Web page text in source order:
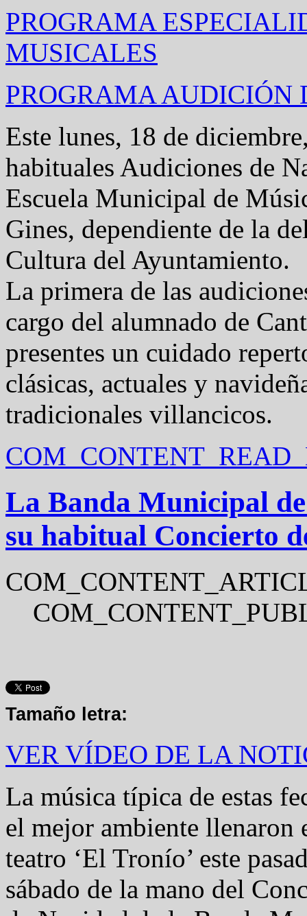
PROGRAMA
MUSICALES
PROGRAMA AUDICIÓN
Este lunes, 18 de
habituales Audiciones de
Escuela Municipal de
Gines, dependiente de la
Cultura del Ayuntamiento.
La primera de las
cargo del alumnado de
presentes un cuidado
clásicas, actuales y
tradicionales villancicos.
La Banda Municipal
su habitual Concierto
Tamaño letra:
VER VÍDEO DE LA
La música típica de estas
el mejor ambiente llenaron
teatro ‘El Tronío’ este
sábado de la mano del